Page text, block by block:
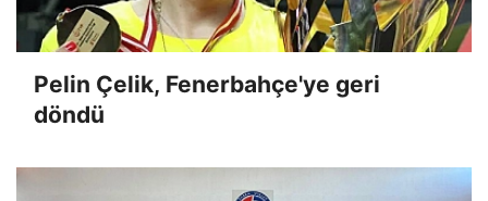
Pelin Çelik, Fenerbahçe'ye geri
döndü